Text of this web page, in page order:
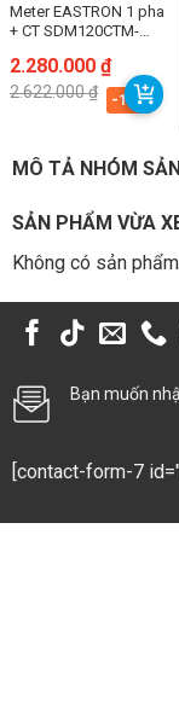
Meter EASTRON 1 pha
+ CT SDM120CTM-
2.622.000₫
Giá
gốc
là:
2.280.000 ₫
Giá
hiện
tại
-13%
MÔ TẢ NHÓM
SẢN PHẨM VỪA
Không có sản
Bạn muốn
[contact-form-7